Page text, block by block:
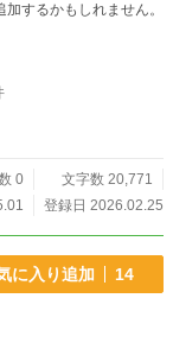
するかもしれません。
0
文字数 20,771
登録日 2026.02.25
に入り追加 14